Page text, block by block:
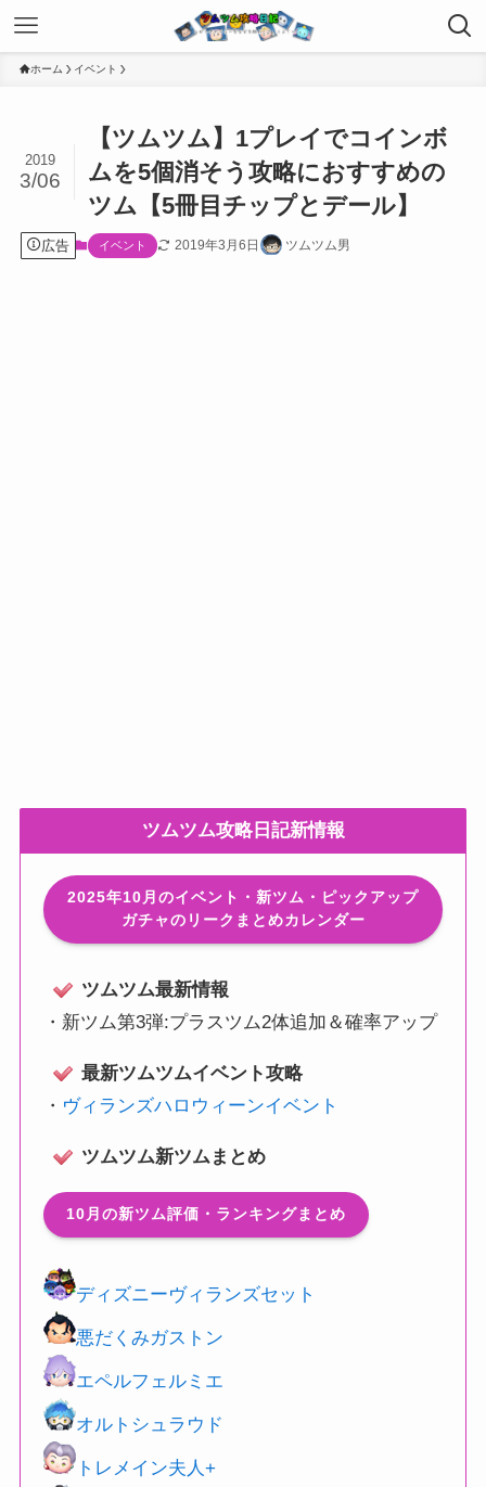
ホーム イベント
【ツムツム】1プレイでコインボ
ムを5個消そう攻略におすすめの
ツム【5冊目チップとデール】
2019
3/06
広告 イベント 2019年3月6日 ツムツム男
ツムツム攻略日記新情報
2025年10月のイベント・新ツム・ピックアップ
ガチャのリークまとめカレンダー
ツムツム最新情報
・ 新ツム第3弾:プラスツム2体追加＆確率アップ
最新ツムツムイベント攻略
・ ヴィランズハロウィーンイベント
ツムツム新ツムまとめ
10月の新ツム評価・ランキングまとめ
ディズニーヴィランズセット
悪だくみガストン
エペルフェルミエ
オルトシュラウド
トレメイン夫人+